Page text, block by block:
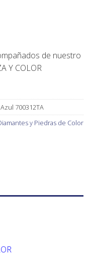
de nuestro
Y COLOR
700312TA
y Piedras de Color